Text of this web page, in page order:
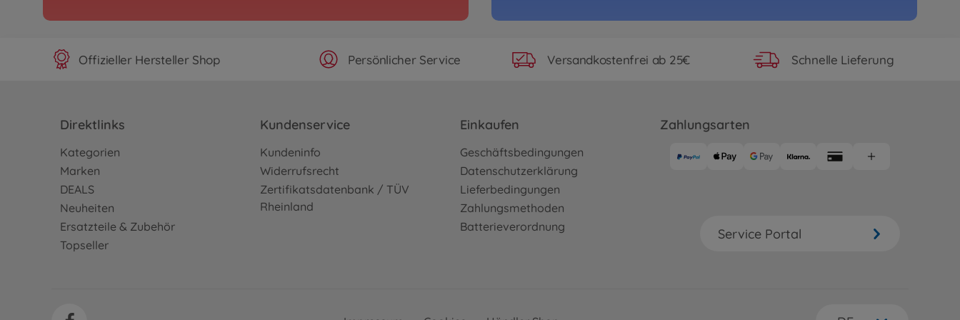
1:10 RC Zakspeed Capri
Nicht mehr verfügbar
ENEOS SUSTINA RC F_Beiblatt
Nicht mehr verfügbar
1:10 RC RAYBRIG NSX Concept-GT
1:10 RC Alfa Rom.155 V6 TI Martini
Nicht mehr verfügbar
1:10 RC Subaru BRZ R&D Sport 2014
1:10 RC Motul Autech GT-R (TT-02)
Offizieller Hersteller Shop Persönlicher Service Versandkostenfrei ab 25€ Schnelle Lieferung
Direktlinks
Kategorien
Marken
DEALS
Neuheiten
Ersatzteile & Zubehör
Topseller
Kundenservice
Kundeninfo
Widerrufsrecht
Zertifikatsdatenbank / TÜV
Rheinland
Einkaufen
Geschäftsbedingungen
Datenschutzerklärung
Lieferbedingungen
Zahlungsmethoden
Batterieverordnung
Zahlungsarten
Service Portal